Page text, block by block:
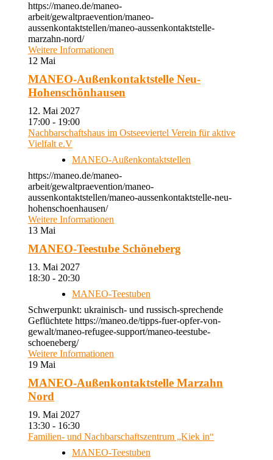
https://maneo.de/maneo-
arbeit/gewaltpraevention/maneo-
aussenkontaktstellen/maneo-aussenkontaktstelle-
marzahn-nord/
Weitere Informationen
12 Mai
MANEO-Außenkontaktstelle Neu-
Hohenschönhausen
12. Mai 2027
17:00 - 19:00
Nachbarschaftshaus im Ostseeviertel Verein für aktive
Vielfalt e.V
MANEO-Außenkontaktstellen
https://maneo.de/maneo-
arbeit/gewaltpraevention/maneo-
aussenkontaktstellen/maneo-aussenkontaktstelle-neu-
hohenschoenhausen/
Weitere Informationen
13 Mai
MANEO-Teestube Schöneberg
13. Mai 2027
18:30 - 20:30
MANEO-Teestuben
Schwerpunkt: ukrainisch- und russisch-sprechende
Geflüchtete https://maneo.de/tipps-fuer-opfer-von-
gewalt/maneo-refugee-support/maneo-teestube-
schoeneberg/
Weitere Informationen
19 Mai
MANEO-Außenkontaktstelle Marzahn
Nord
19. Mai 2027
13:30 - 16:30
Familien- und Nachbarschaftszentrum „Kiek in“
MANEO-Teestuben